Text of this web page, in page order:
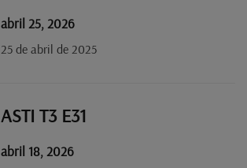
abril 25, 2026
25 de abril de 2025
ASTI T3 E31
abril 18, 2026